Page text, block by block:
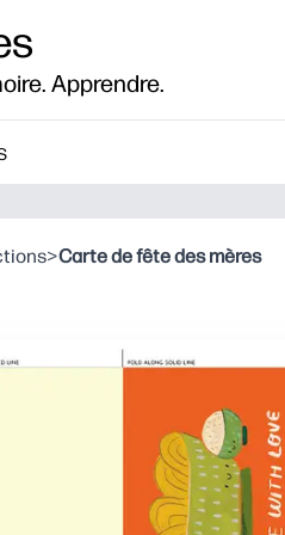
Apprendre.
>Carte de fête des mères